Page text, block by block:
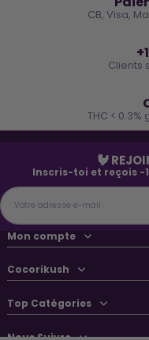
CB, Visa,
Clients
THC <
🐓
Inscris-toi et reçois -
Mon compte
Cocorikush
Top Catégories
Nous Suivre